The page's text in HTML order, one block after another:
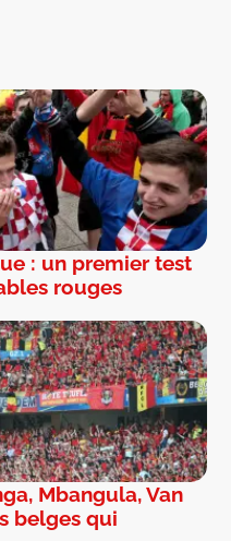
: un premier test
rouges
Mbangula, Van
belges qui